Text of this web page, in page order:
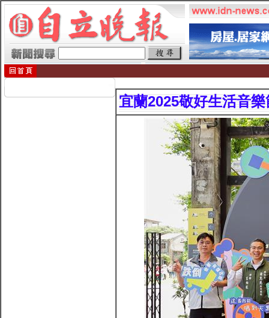
宜蘭2025敬好生活音